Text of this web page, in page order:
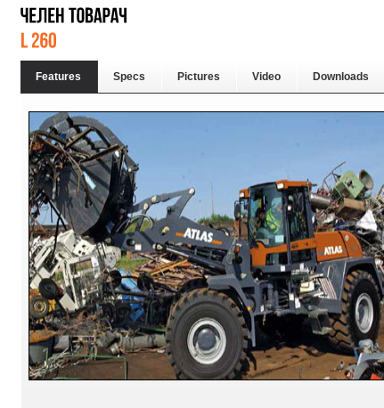
Features Specs Pictures Video Downloads